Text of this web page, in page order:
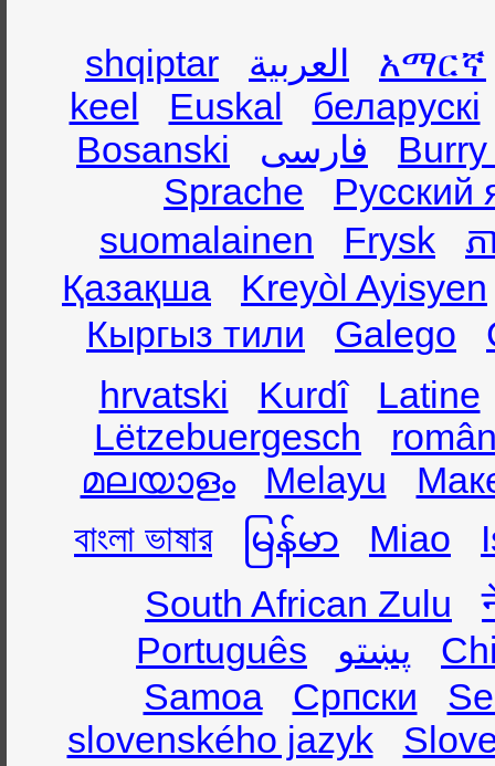
shqiptar العربية
አማርኛ
keel
Euskal
беларускі
Bosanski
فارسی
Sprache
Русский
suomalainen
Frysk
ភ
Қазақша
Kreyòl Ayisyen
Кыргыз тили
Galego
hrvatski
Kurdî
Latine
Lëtzebuergesch
മലയാളം
Melayu
বাংলা ভাষার
မြန်မာ Miao
South African Zulu
Português
پښتو
Samoa
Српски
slovenského jazyk